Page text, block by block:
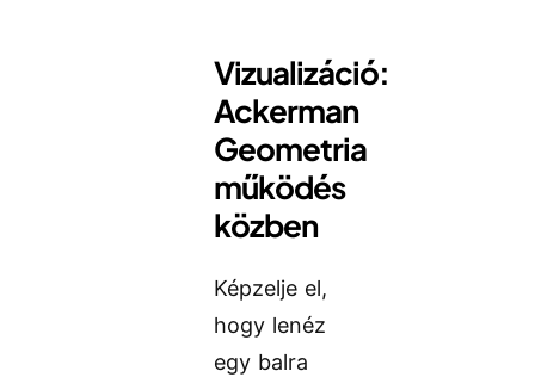
Vizualizáció:
Ackerman
Geometria
működés
közben
Képzelje el,
hogy lenéz
egy balra